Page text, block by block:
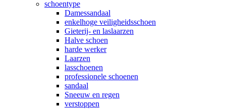
schoentype
Damessandaal
enkelhoge veiligheidsschoen
Gieterij- en laslaarzen
Halve schoen
harde werker
Laarzen
lasschoenen
professionele schoenen
sandaal
Sneeuw en regen
verstoppen